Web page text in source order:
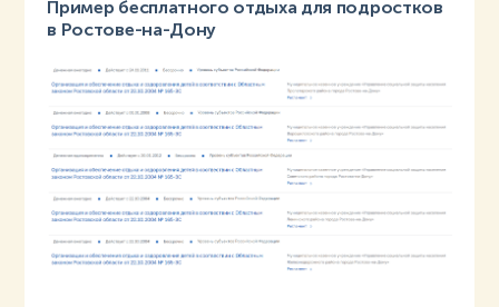
Пример бесплатного отдыха для подростков
в Ростове-на-Дону